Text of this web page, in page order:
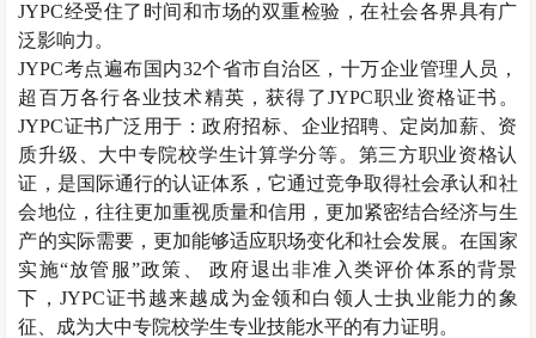
JYPC经受住了时间和市场的双重检验，在社会各界具有广
泛影响力。
JYPC考点遍布国内32个省市自治区，十万企业管理人员，
超百万各行各业技术精英，获得了JYPC职业资格证书。
JYPC证书广泛用于：政府招标、企业招聘、定岗加薪、资
质升级、大中专院校学生计算学分等。第三方职业资格认
证，是国际通行的认证体系，它通过竞争取得社会承认和社
会地位，往往更加重视质量和信用，更加紧密结合经济与生
产的实际需要，更加能够适应职场变化和社会发展。在国家
实施“放管服”政策、 政府退出非准入类评价体系的背景
下， JYPC证书越来越成为金领和白领人士执业能力的象
征、成为大中专院校学生专业技能水平的有力证明。